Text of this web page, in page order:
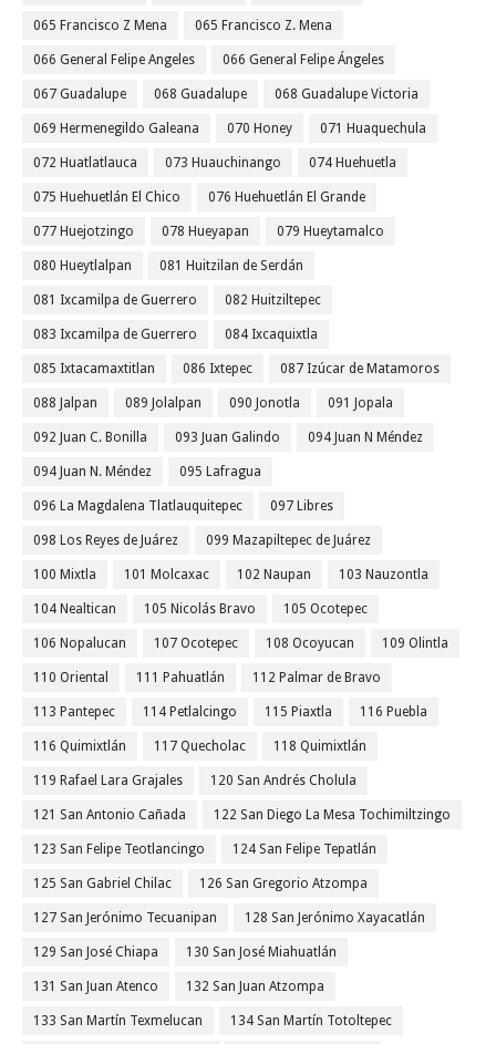
065 Francisco Z Mena 065 Francisco Z. Mena
066 General Felipe Angeles 066 General Felipe Ángeles
067 Guadalupe 068 Guadalupe 068 Guadalupe Victoria
069 Hermenegildo Galeana 070 Honey 071 Huaquechula
072 Huatlatlauca 073 Huauchinango 074 Huehuetla
075 Huehuetlán El Chico 076 Huehuetlán El Grande
077 Huejotzingo 078 Hueyapan 079 Hueytamalco
080 Hueytlalpan 081 Huitzilan de Serdán
081 Ixcamilpa de Guerrero 082 Huitziltepec
083 Ixcamilpa de Guerrero 084 Ixcaquixtla
085 Ixtacamaxtitlan 086 Ixtepec 087 Izúcar de Matamoros
088 Jalpan 089 Jolalpan 090 Jonotla 091 Jopala
092 Juan C. Bonilla 093 Juan Galindo 094 Juan N Méndez
094 Juan N. Méndez 095 Lafragua
096 La Magdalena Tlatlauquitepec 097 Libres
098 Los Reyes de Juárez 099 Mazapiltepec de Juárez
100 Mixtla 101 Molcaxac 102 Naupan 103 Nauzontla
104 Nealtican 105 Nicolás Bravo 105 Ocotepec
106 Nopalucan 107 Ocotepec 108 Ocoyucan 109 Olintla
110 Oriental 111 Pahuatlán 112 Palmar de Bravo
113 Pantepec 114 Petlalcingo 115 Piaxtla 116 Puebla
116 Quimixtlán 117 Quecholac 118 Quimixtlán
119 Rafael Lara Grajales 120 San Andrés Cholula
121 San Antonio Cañada 122 San Diego La Mesa Tochimiltzingo
123 San Felipe Teotlancingo 124 San Felipe Tepatlán
125 San Gabriel Chilac 126 San Gregorio Atzompa
127 San Jerónimo Tecuanipan 128 San Jerónimo Xayacatlán
129 San José Chiapa 130 San José Miahuatlán
131 San Juan Atenco 132 San Juan Atzompa
133 San Martín Texmelucan 134 San Martín Totoltepec